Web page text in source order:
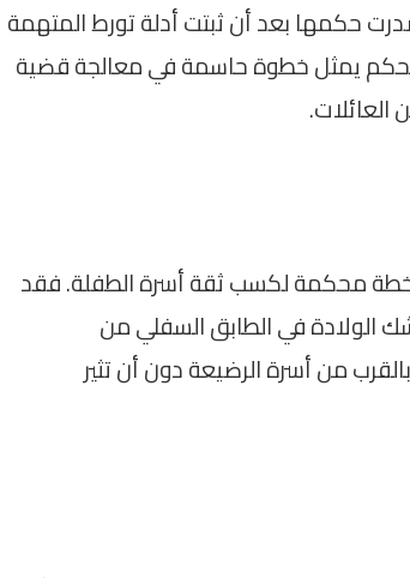
حكمها بعد أن ثبتت أدلة تورط المتهمة
يمثل خطوة حاسمة في معالجة قضية
العائلات.
محكمة لكسب ثقة أسرة الطفلة. فقد
الولادة في الطابق السفلي من
من أسرة الرضيعة دون أن تثير